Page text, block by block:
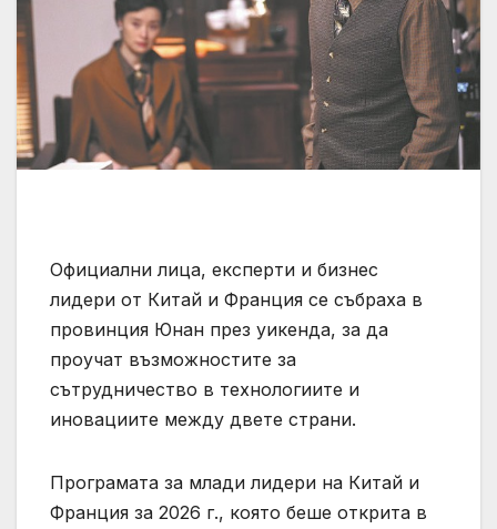
Официални лица, експерти и бизнес
лидери от Китай и Франция се събраха в
провинция Юнан през уикенда, за да
проучат възможностите за
сътрудничество в технологиите и
иновациите между двете страни.
Програмата за млади лидери на Китай и
Франция за 2026 г., която беше открита в